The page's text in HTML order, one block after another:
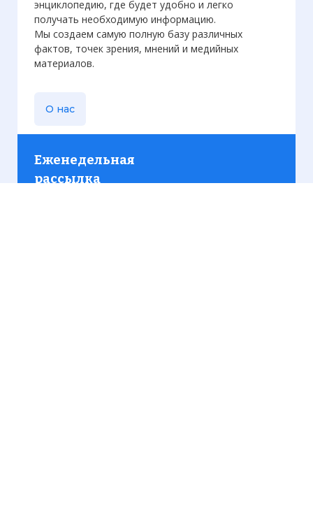
энциклопедию, где будет удобно и легко
получать необходимую информацию.
Мы создаем самую полную базу различных
фактов, точек зрения, мнений и медийных
материалов.
О нас
Еженедельная
рассылка